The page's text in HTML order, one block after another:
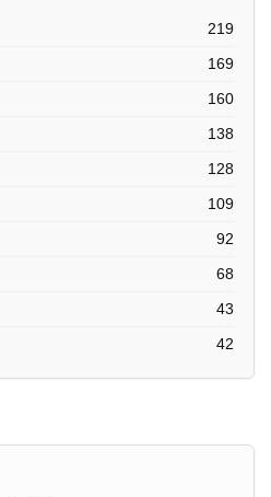
219
169
160
138
128
109
92
68
43
42